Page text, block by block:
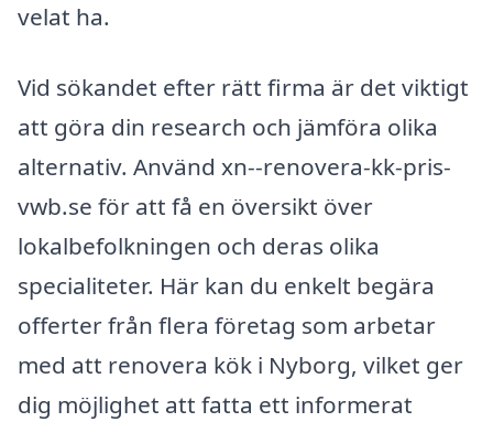
velat ha.
Vid sökandet efter rätt firma är det viktigt
att göra din research och jämföra olika
alternativ. Använd xn--renovera-kk-pris-
vwb.se för att få en översikt över
lokalbefolkningen och deras olika
specialiteter. Här kan du enkelt begära
offerter från flera företag som arbetar
med att renovera kök i Nyborg, vilket ger
dig möjlighet att fatta ett informerat